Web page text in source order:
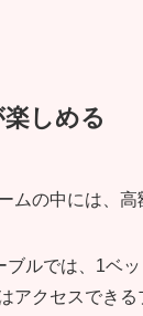
しめる
ムの中には、
ブルでは、1ベ
アクセスでき